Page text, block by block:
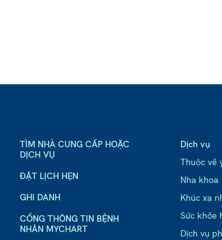
TÌM NHÀ CUNG CẤP HOẶC
DỊCH VỤ
ĐẶT LỊCH HẸN
GHI DANH
CỔNG THÔNG TIN BỆNH
NHÂN MYCHART
Dịch vụ
Thuộc về
Nha khoa
Khúc xạ
Sức khỏe
Dịch vụ